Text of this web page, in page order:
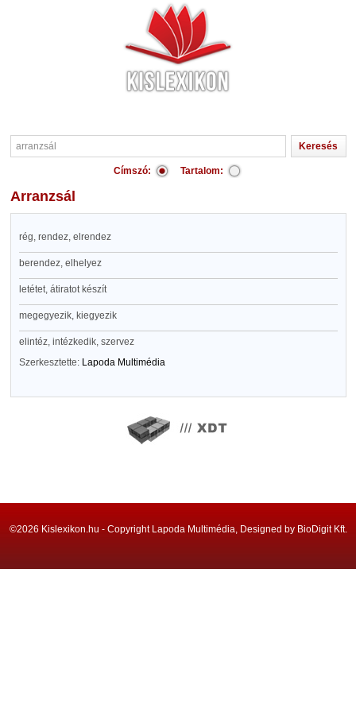
Címszó: Tartalom:
arranzsál
rég, rendez, elrendez
berendez, elhelyez
letétet, átiratot készít
megegyezik, kiegyezik
elintéz, intézkedik, szervez
Szerkesztette: Lapoda Multimédia
©2026 Kislexikon.hu - Copyright Lapoda Multimédia, Designed by BioDigit Kft.